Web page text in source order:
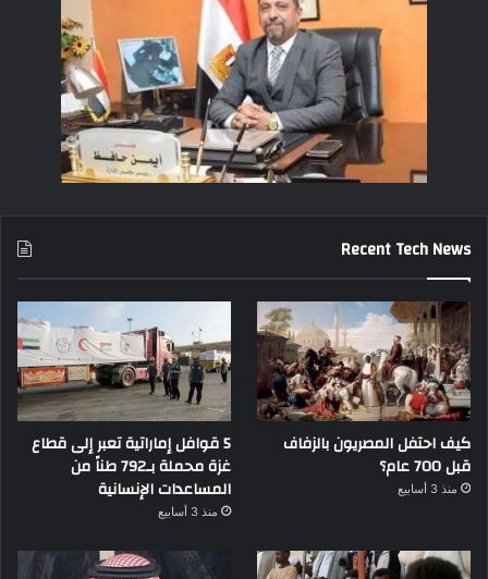
Recent Tech News
كيف احتفل المصريون بالزفاف
قبل 700 عام؟
منذ 3 أسابيع
5 قوافل إماراتية تعبر إلى قطاع
غزة محملة بـ792 طناً من
المساعدات الإنسانية
منذ 3 أسابيع